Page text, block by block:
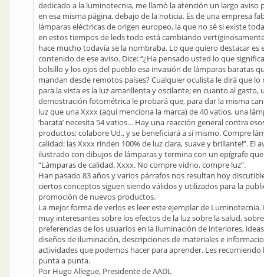
dedicado a la luminotecnia, me llamó la atención un largo aviso
en esa misma página, debajo de la noticia. Es de una empresa
lámparas eléctricas de origen europeo, la que no sé si existe
en estos tiempos de leds todo está cambiando
hace mucho todavía se la nombraba. Lo que quiero destacar es
contenido de ese aviso. Dice: “¿Ha pensado usted lo que
bolsillo y los ojos del pueblo esa invasión de lámparas baratas
mandan desde remotos países? Cualquier oculista le dirá que lo
para la vista es la luz amarillenta y oscilante; en cuanto al gasto,
demostración fotométrica le probará que, para dar la misma
luz que una Xxxx (aquí menciona la marca) de 40 vatios, una
‘barata’ necesita 54 vatios… Hay una reacción general contra
productos; colabore Ud., y se beneficiará a sí mismo. Compre
calidad: las Xxxx rinden 100% de luz clara, suave y brillante!”. El
ilustrado con dibujos de lámparas y termina con un epígrafe
“Lámparas de calidad. Xxxx. No compre vidrio, compre luz”.
Han pasado 83 años y varios párrafos nos resultan hoy
ciertos conceptos siguen siendo válidos y utilizados para la
promoción de nuevos productos.
La mejor forma de verlos es leer este ejemplar de Luminotecnia.
muy interesantes sobre los efectos de la luz sobre la salud,
preferencias de los usuarios en la iluminación de interiores,
diseños de iluminación, descripciones de materiales e
actividades que podemos hacer para aprender. Les recomiendo
punta a punta.
Por Hugo Allegue, Presidente de AADL